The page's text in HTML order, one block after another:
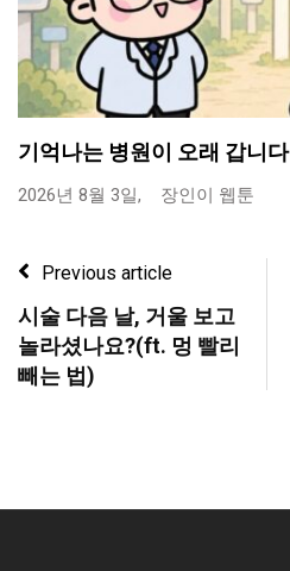
기억나는 병원이 오래 갑니다
2026년 8월 3일, 장인이 웹툰
Previous article
시술 다음 날, 거울 보고
놀라셨나요?(ft. 멍 빨리
빼는 법)